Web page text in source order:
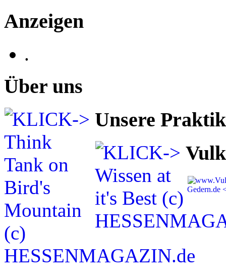
Anzeigen
.
Über uns
Unsere